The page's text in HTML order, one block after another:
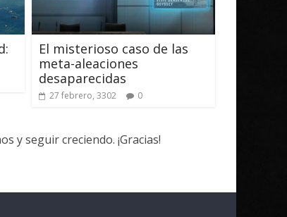
El misterioso caso de las
meta-aleaciones
desaparecidas
27 febrero, 3302 0
y seguir creciendo. ¡Gracias!